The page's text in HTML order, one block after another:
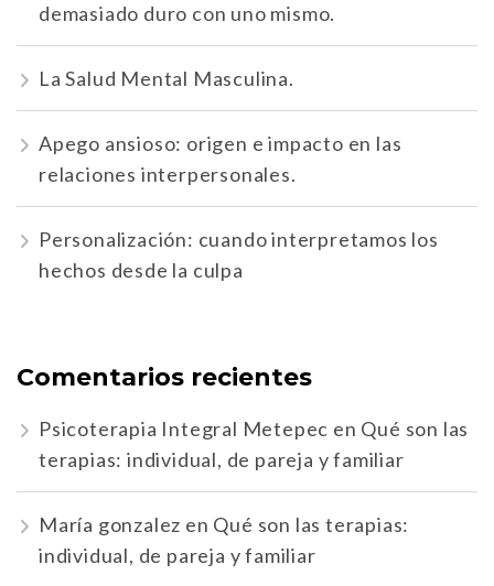
demasiado duro con uno mismo.
La Salud Mental Masculina.
Apego ansioso: origen e impacto en las
relaciones interpersonales.
Personalización: cuando interpretamos los
hechos desde la culpa
Comentarios recientes
Psicoterapia Integral Metepec en Qué son las
terapias: individual, de pareja y familiar
María gonzalez en Qué son las terapias:
individual, de pareja y familiar